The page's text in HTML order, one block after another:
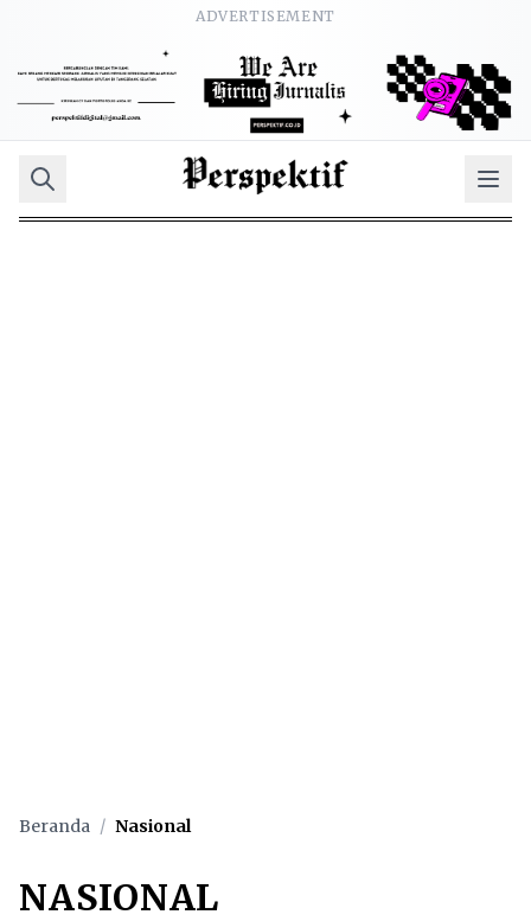
ADVERTISEMENT
Beranda / Nasional
NASIONAL